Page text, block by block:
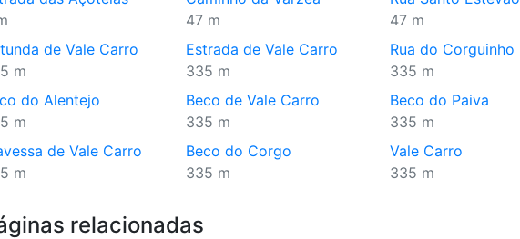
47 m
47 m
de Vale Carro
m
Estrada de Vale Carro
335 m
Rua do Corguinho
335 m
do Alentejo
m
Beco de Vale Carro
335 m
Beco do Paiva
335 m
de Vale Carro
m
Beco do Corgo
335 m
Vale Carro
335 m
relacionadas